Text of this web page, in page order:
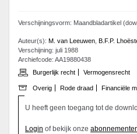
Verschijningsvorm: Maandbladartikel
Auteur(s): M. van Leeuwen B.F.P.
Verschijning: juli 1988
Archiefcode: AA19880438
Burgerlijk recht
Vermogensrecht
Overig Rode draad Financiële
U heeft geen toegang tot de
Login of bekijk onze